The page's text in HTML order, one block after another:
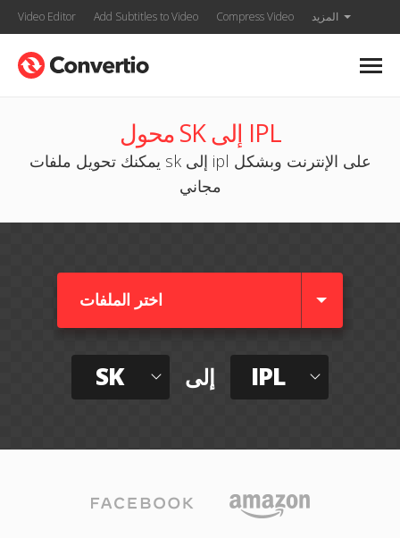
Video Editor Add Subtitles to Video Compress Video المزيد
محول SK إلى IPL
يمكنك تحويل ملفات sk إلى ipl على الإنترنت وبشكل
مجاني
اختر الملفات
SK إلى IPL